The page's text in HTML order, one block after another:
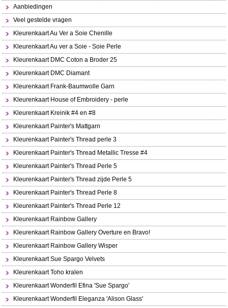
Aanbiedingen
Veel gestelde vragen
Kleurenkaart Au Ver a Soie Chenille
Kleurenkaart Au ver a Soie - Soie Perle
Kleurenkaart DMC Coton a Broder 25
Kleurenkaart DMC Diamant
Kleurenkaart Frank-Baumwolle Garn
Kleurenkaart House of Embroidery - perle
Kleurenkaart Kreinik #4 en #8
Kleurenkaart Painter's Mattgarn
Kleurenkaart Painter's Thread perle 3
Kleurenkaart Painter's Thread Metallic Tresse #4
Kleurenkaart Painter's Thread Perle 5
Kleurenkaart Painter's Thread zijde Perle 5
Kleurenkaart Painter's Thread Perle 8
Kleurenkaart Painter's Thread Perle 12
Kleurenkaart Rainbow Gallery
Kleurenkaart Rainbow Gallery Overture en Bravo!
Kleurenkaart Rainbow Gallery Wisper
Kleurenkaart Sue Spargo Velvets
Kleurenkaart Toho kralen
Kleurenkaart Wonderfil Efina 'Sue Spargo'
Kleurenkaart Wonderfil Eleganza 'Alison Glass'